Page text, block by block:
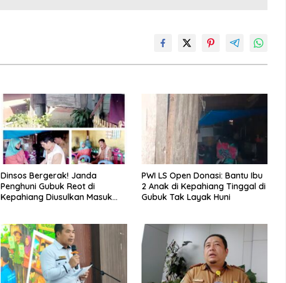
Dinsos Bergerak! Janda
Penghuni Gubuk Reot di
Kepahiang Diusulkan Masuk
PWI LS Open Donasi: Bantu Ibu
2 Anak di Kepahiang Tinggal di
Gubuk Tak Layak Huni